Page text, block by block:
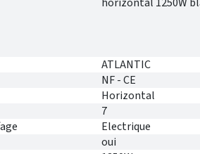
ATLANTIC
NF - CE
Horizontal
7
Electrique
oui